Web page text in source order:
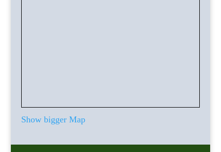
Show bigger Map